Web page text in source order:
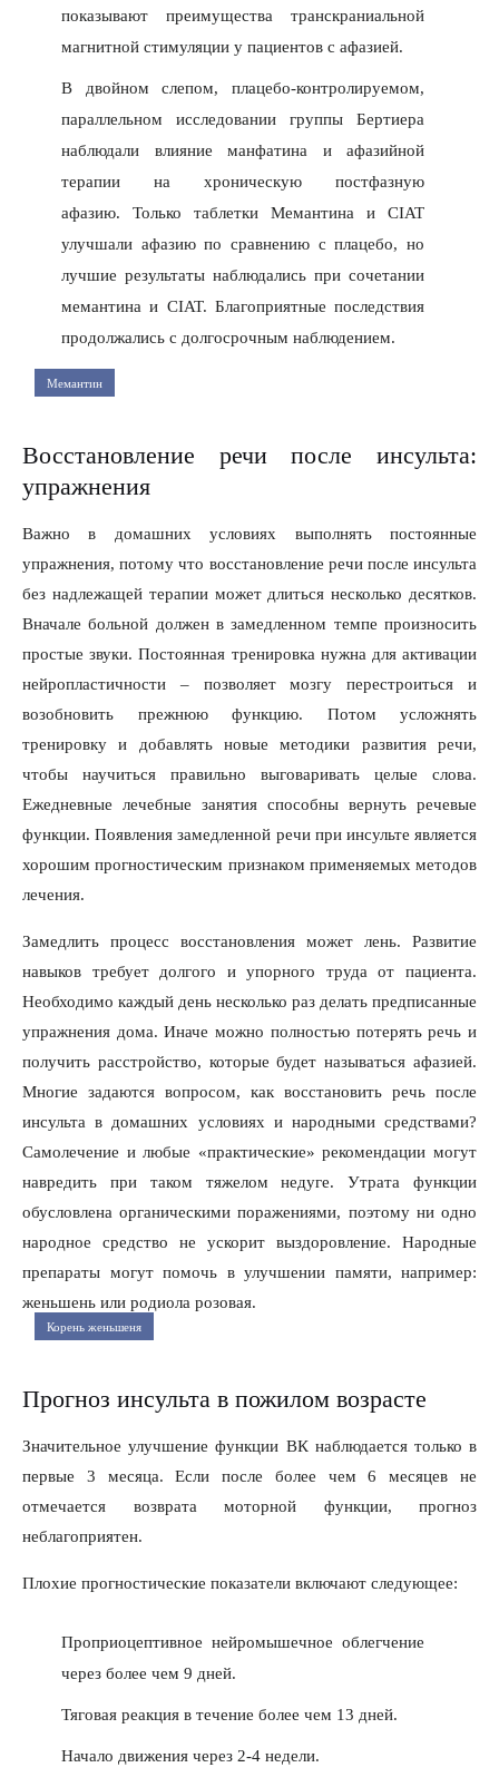
показывают преимущества транскраниальной
магнитной стимуляции у пациентов с афазией.
В двойном слепом, плацебо-контролируемом,
параллельном исследовании группы Бертиера
наблюдали влияние манфатина и афазийной
терапии на хроническую постфазную
афазию. Только таблетки Мемантина и CIAT
улучшали афазию по сравнению с плацебо, но
лучшие результаты наблюдались при сочетании
мемантина и CIAT. Благоприятные последствия
продолжались с долгосрочным наблюдением.
Мемантин
Восстановление речи после инсульта:
упражнения
Важно в домашних условиях выполнять постоянные
упражнения, потому что восстановление речи после инсульта
без надлежащей терапии может длиться несколько десятков.
Вначале больной должен в замедленном темпе произносить
простые звуки. Постоянная тренировка нужна для активации
нейропластичности – позволяет мозгу перестроиться и
возобновить прежнюю функцию. Потом усложнять
тренировку и добавлять новые методики развития речи,
чтобы научиться правильно выговаривать целые слова.
Ежедневные лечебные занятия способны вернуть речевые
функции. Появления замедленной речи при инсульте является
хорошим прогностическим признаком применяемых методов
лечения.
Замедлить процесс восстановления может лень. Развитие
навыков требует долгого и упорного труда от пациента.
Необходимо каждый день несколько раз делать предписанные
упражнения дома. Иначе можно полностью потерять речь и
получить расстройство, которые будет называться афазией.
Многие задаются вопросом, как восстановить речь после
инсульта в домашних условиях и народными средствами?
Самолечение и любые «практические» рекомендации могут
навредить при таком тяжелом недуге. Утрата функции
обусловлена органическими поражениями, поэтому ни одно
народное средство не ускорит выздоровление. Народные
препараты могут помочь в улучшении памяти, например:
женьшень или родиола розовая.
Корень женьшеня
Прогноз инсульта в пожилом возрасте
Значительное улучшение функции ВК наблюдается только в
первые 3 месяца. Если после более чем 6 месяцев не
отмечается возврата моторной функции, прогноз
неблагоприятен.
Плохие прогностические показатели включают следующее:
Проприоцептивное нейромышечное облегчение
через более чем 9 дней.
Тяговая реакция в течение более чем 13 дней.
Начало движения через 2-4 недели.